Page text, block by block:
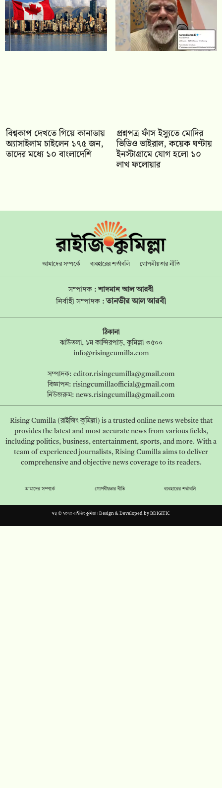
বিশ্বকাপ দেখতে গিয়ে কানাডায়
অ্যাসাইলাম চাইলেন ১৭৫ জন,
তাদের মধ্যে ১০ বাংলাদেশি
প্রশ্নপত্র ফাঁস ইস্যুতে মোদির
ভিডিও ভাইরাল, কয়েক ঘণ্টায়
ইনস্টাগ্রামে যোগ হলো ১০
লাখ ফলোয়ার
আমাদের সম্পর্কে ব্যবহারের শর্তাবলি গোপনীয়তার নীতি
সম্পাদক :শাদমান আল আরবী
নির্বাহী সম্পাদক :তানভীর আল আরবী
ঠিকানা
ঝাউতলা, ১ম কান্দিরপাড়, কুমিল্লা ৩৫০০
info@risingcumilla.com
সম্পাদক: editor.risingcumilla@gmail.com
বিজ্ঞাপন: risingcumillaofficial@gmail.com
নিউজরুম: news.risingcumilla@gmail.com
Rising Cumilla (রাইজিং কুমিল্লা) is a trusted online news website that
provides the latest and most accurate news from various fields,
including politics, business, entertainment, sports, and more. With a
team of experienced journalists, Rising Cumilla aims to deliver
comprehensive and objective news coverage to its readers.
আমাদের সম্পর্কে গোপনীয়তার নীতি ব্যবহারের শর্তাবলি
স্বত্ব © ২০২৩ রাইজিং কুমিল্লা। Design & Developed byBDIGITIC